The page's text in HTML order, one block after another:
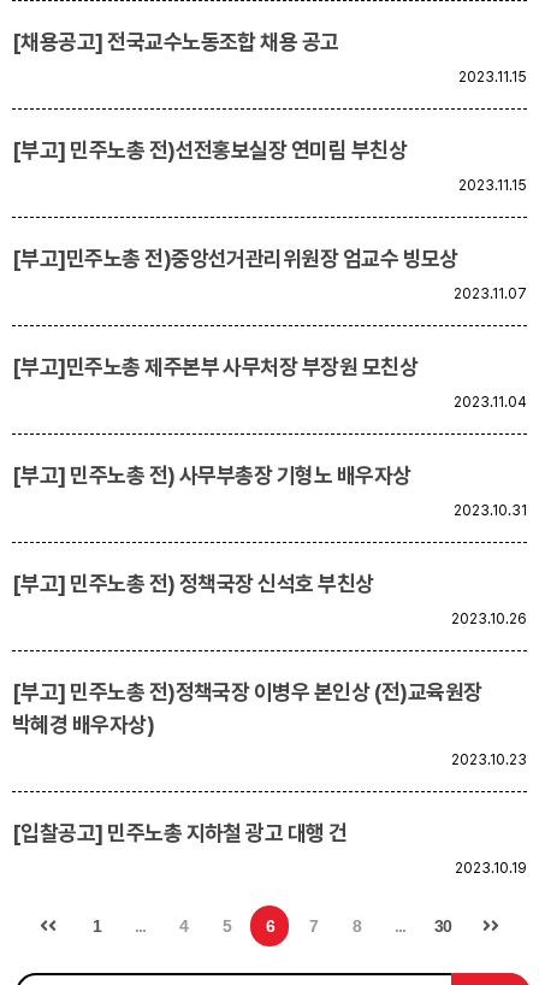
[채용공고] 전국교수노동조합 채용 공고
2023.11.15
[부고] 민주노총 전)선전홍보실장 연미림 부친상
2023.11.15
[부고]민주노총 전)중앙선거관리위원장 엄교수 빙모상
2023.11.07
[부고]민주노총 제주본부 사무처장 부장원 모친상
2023.11.04
[부고] 민주노총 전) 사무부총장 기형노 배우자상
2023.10.31
[부고] 민주노총 전) 정책국장 신석호 부친상
2023.10.26
[부고] 민주노총 전)정책국장 이병우 본인상 (전)교육원장
박혜경 배우자상)
2023.10.23
[입찰공고] 민주노총 지하철 광고 대행 건
2023.10.19
1 ... 4 5 6 7 8 ... 30